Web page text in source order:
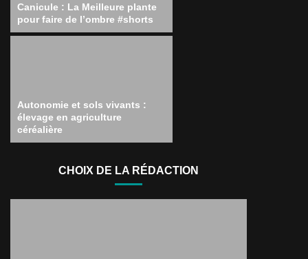
Canicule : La Meilleure plante
pour faire de l’ombre #shorts
Autonomie et sols vivants :
élevage en agriculture
céréalière
CHOIX DE LA RÉDACTION